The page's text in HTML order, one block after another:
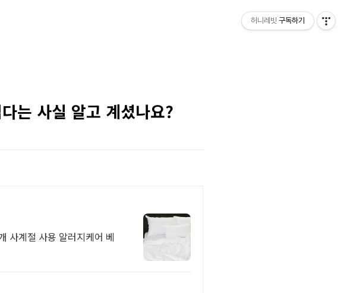
는 사실 알고 계셨나요?
허니레빗 구독하기